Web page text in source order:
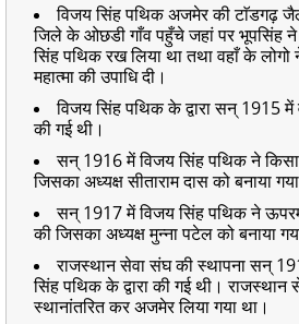
विजय सिंह पथिक अजमेर की टाॅडगढ़
जिले के ओछडी गाँव पहुँचे जहां पर भूपसिंह
सिंह पथिक रख लिया था तथा वहाँ के
महात्मा की उपाधि दी।
विजय सिंह पथिक के द्वारा सन् 1915 में
की गई थी।
सन् 1916 में विजय सिंह पथिक ने
जिसका अध्यक्ष सीताराम दास को बनाया
सन् 1917 में विजय सिंह पथिक ने
की जिसका अध्यक्ष मुन्ना पटेल को बनाया
राजस्थान सेवा संघ की स्थापना सन्
सिंह पथिक के द्वारा की गई थी।
स्थानांतरित कर अजमेर लिया गया था।